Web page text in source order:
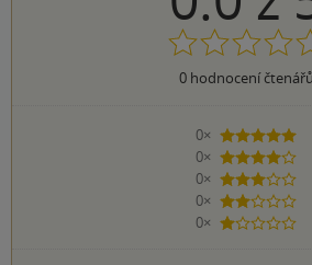
0hodnocení čtenářů
0×
5
0×
4
0×
3 hvězdičky
0×
2 hvězdičky
0×
1 hvezdička